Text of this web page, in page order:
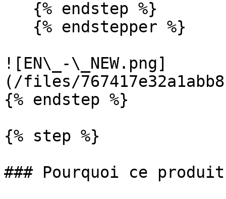
![EN\_-\_NEW.png]
(/files/
{% endstep %}
{% step %}
### Pourquoi ce